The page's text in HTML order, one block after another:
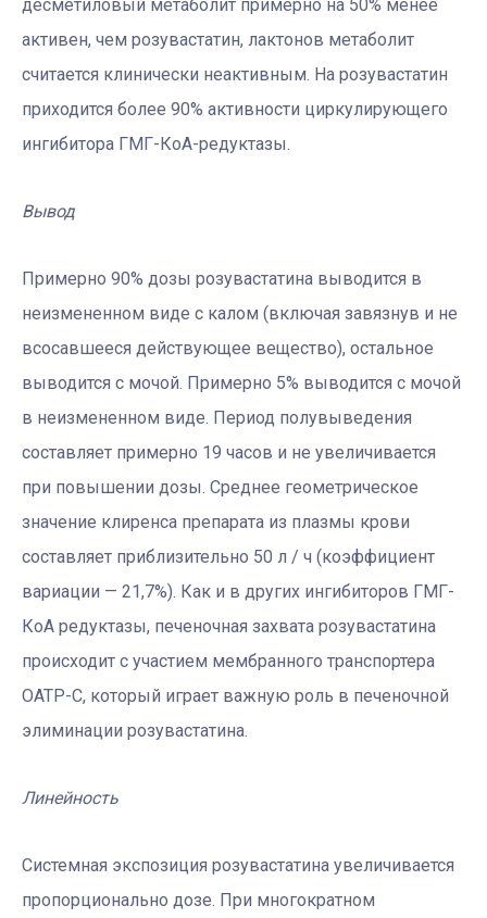
десметиловый метаболит примерно на 50% менее
активен, чем розувастатин, лактонов метаболит
считается клинически неактивным. На розувастатин
приходится более 90% активности циркулирующего
ингибитора ГМГ-КоА-редуктазы.
Вывод
Примерно 90% дозы розувастатина выводится в
неизмененном виде с калом (включая завязнув и не
всосавшееся действующее вещество), остальное
выводится с мочой. Примерно 5% выводится с мочой
в неизмененном виде. Период полувыведения
составляет примерно 19 часов и не увеличивается
при повышении дозы. Среднее геометрическое
значение клиренса препарата из плазмы крови
составляет приблизительно 50 л / ч (коэффициент
вариации — 21,7%). Как и в других ингибиторов ГМГ-
КоА редуктазы, печеночная захвата розувастатина
происходит с участием мембранного транспортера
OATP-C, который играет важную роль в печеночной
элиминации розувастатина.
Линейность
Системная экспозиция розувастатина увеличивается
пропорционально дозе. При многократном